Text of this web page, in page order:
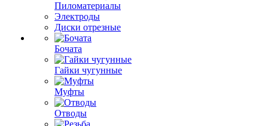
Пиломатериалы
Электроды
Диски отрезные
Бочата
Гайки чугунные
Муфты
Отводы